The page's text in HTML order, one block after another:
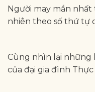
Người may mắn
nhiên theo số thứ tự
Cùng nhìn lại những
của đại gia đình